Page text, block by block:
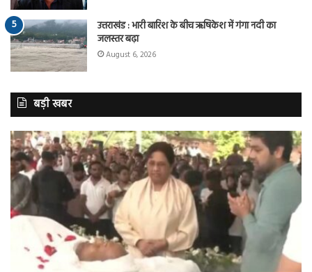
उत्तराखंड : भारी बारिश के बीच ऋषिकेश में गंगा नदी का
जलस्तर बढ़ा
August 6, 2026
बड़ी खबर